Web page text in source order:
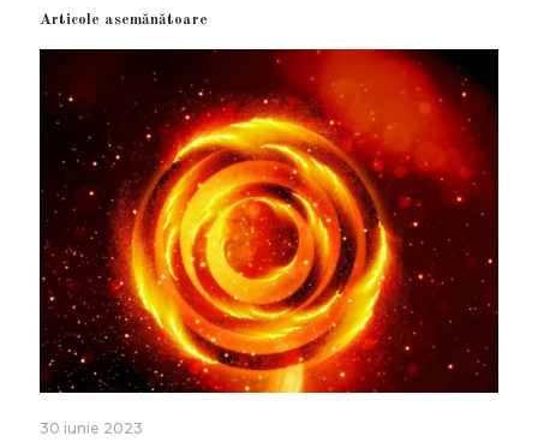
Articole asemănătoare
30 iunie 2023